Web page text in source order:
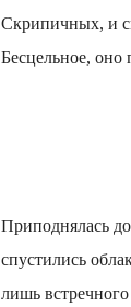
Скрипичных, и
Бесцельное, оно
Приподнялась
спустились
лишь встречного